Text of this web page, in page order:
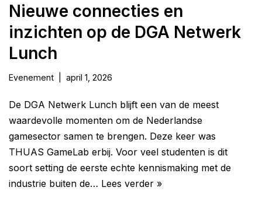
Nieuwe connecties en
inzichten op de DGA Netwerk
Lunch
Evenement april 1, 2026
De DGA Netwerk Lunch blijft een van de meest
waardevolle momenten om de Nederlandse
gamesector samen te brengen. Deze keer was
THUAS GameLab erbij. Voor veel studenten is dit
soort setting de eerste echte kennismaking met de
industrie buiten de… Lees verder »